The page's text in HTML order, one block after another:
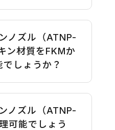
ノズル（ATNP-
ン材質をFKMか
しょうか？
ノズル（ATNP-
可能でしょう